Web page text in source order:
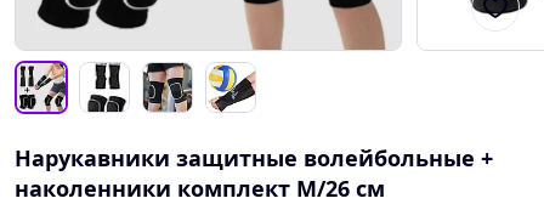
Нарукавники защитные волейбольные +
наколенники комплект М/26 см